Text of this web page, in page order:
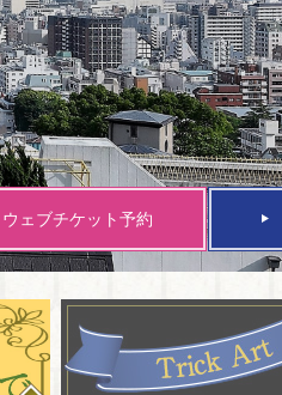
ウェブチケット予約